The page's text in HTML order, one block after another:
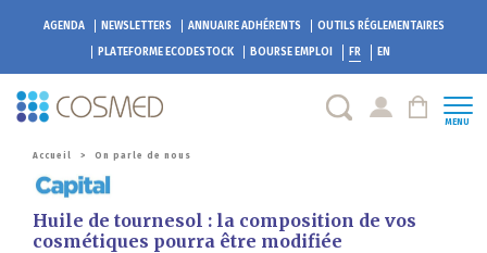
AGENDA NEWSLETTERS ANNUAIRE ADHÉRENTS
OUTILS RÉGLEMENTAIRES
PLATEFORME ECODESTOCK BOURSE EMPLOI FR EN
MENU
Accueil > On parle de nous
Huile de tournesol : la composition de vos
cosmétiques pourra être modifiée